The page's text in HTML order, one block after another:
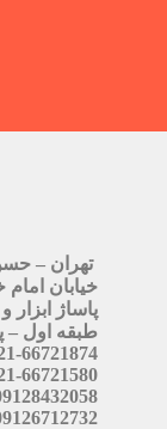
تهران –
خیابان امام
پاساژ ابزار
طبقه اول –
66721874
66721580